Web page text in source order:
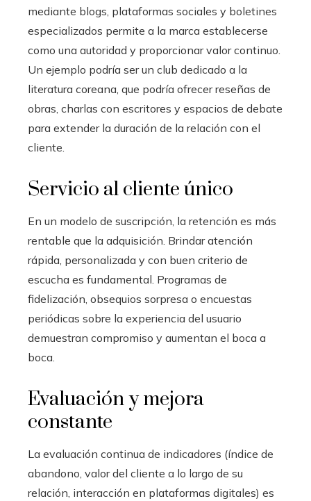
mediante blogs, plataformas sociales y boletines
especializados permite a la marca establecerse
como una autoridad y proporcionar valor continuo.
Un ejemplo podría ser un club dedicado a la
literatura coreana, que podría ofrecer reseñas de
obras, charlas con escritores y espacios de debate
para extender la duración de la relación con el
cliente.
Servicio al cliente único
En un modelo de suscripción, la retención es más
rentable que la adquisición. Brindar atención
rápida, personalizada y con buen criterio de
escucha es fundamental. Programas de
fidelización, obsequios sorpresa o encuestas
periódicas sobre la experiencia del usuario
demuestran compromiso y aumentan el boca a
boca.
Evaluación y mejora
constante
La evaluación continua de indicadores (índice de
abandono, valor del cliente a lo largo de su
relación, interacción en plataformas digitales) es